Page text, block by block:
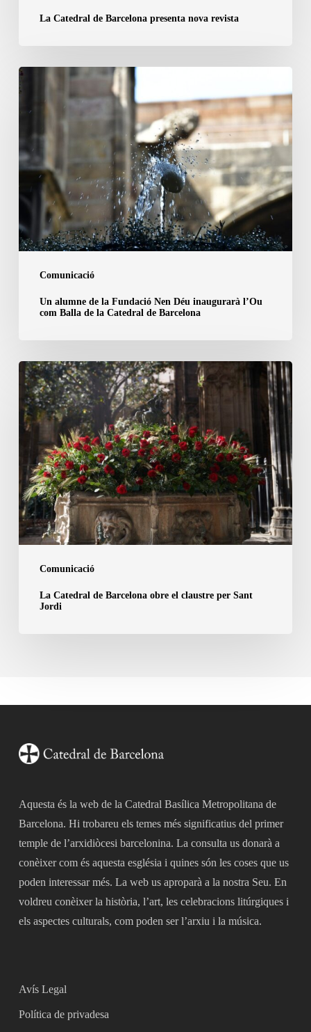
La Catedral de Barcelona presenta nova revista
Comunicació
Un
alumne
Fundació
Nen
inaugurarà
l’Ou
com
Balla
Barcelona
Un alumne de la Fundació Nen Déu inaugurarà l’Ou
com Balla de la Catedral de Barcelona
Comunicació
La
Catedral
de
Barcelona
obre
el
claustre
per
Sant
Jordi
La Catedral de Barcelona obre el claustre per Sant
Jordi
Aquesta és la web de la Catedral Basílica Metropolitana de
Barcelona. Hi trobareu els temes més significatius del primer
temple de l’arxidiòcesi barcelonina. La consulta us donarà a
conèixer com és aquesta església i quines són les coses que us
poden interessar més. La web us aproparà a la nostra Seu. En
voldreu conèixer la història, l’art, les celebracions litúrgiques i
els aspectes culturals, com poden ser l’arxiu i la música.
Avís Legal
Política de privadesa